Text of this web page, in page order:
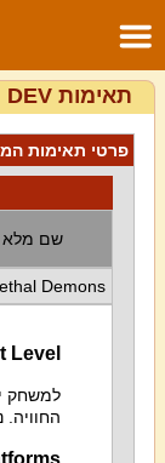
תאימות DEV
פרטי תאימות
שם
Demons
Level
למשחק
החוויה.